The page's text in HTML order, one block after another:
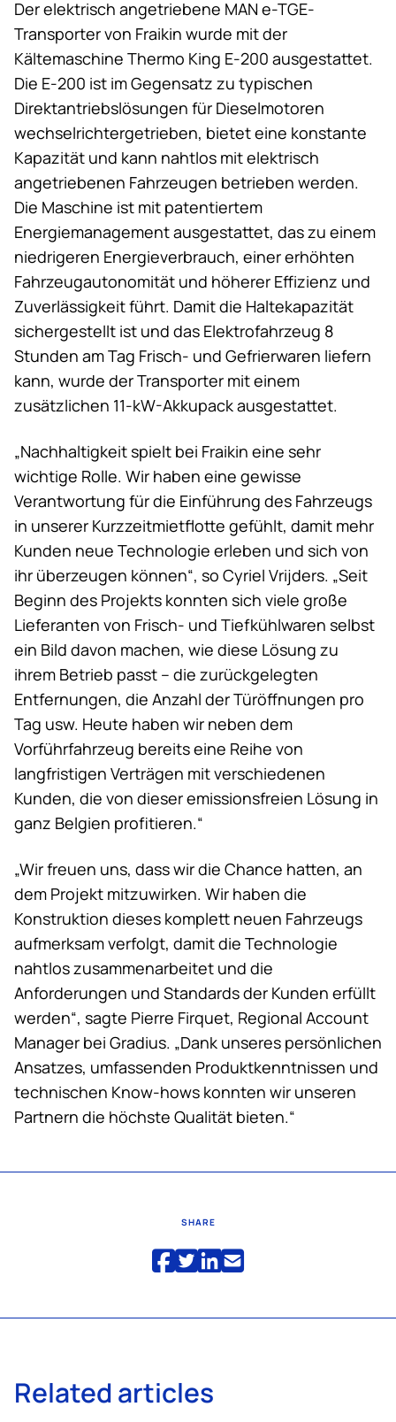
Der elektrisch angetriebene MAN e-TGE-
Transporter von Fraikin wurde mit der
Kältemaschine Thermo King E-200 ausgestattet.
Die E-200 ist im Gegensatz zu typischen
Direktantriebslösungen für Dieselmotoren
wechselrichtergetrieben, bietet eine konstante
Kapazität und kann nahtlos mit elektrisch
angetriebenen Fahrzeugen betrieben werden.
Die Maschine ist mit patentiertem
Energiemanagement ausgestattet, das zu einem
niedrigeren Energieverbrauch, einer erhöhten
Fahrzeugautonomität und höherer Effizienz und
Zuverlässigkeit führt. Damit die Haltekapazität
sichergestellt ist und das Elektrofahrzeug 8
Stunden am Tag Frisch- und Gefrierwaren liefern
kann, wurde der Transporter mit einem
zusätzlichen 11-kW-Akkupack ausgestattet.
„Nachhaltigkeit spielt bei Fraikin eine sehr
wichtige Rolle. Wir haben eine gewisse
Verantwortung für die Einführung des Fahrzeugs
in unserer Kurzzeitmietflotte gefühlt, damit mehr
Kunden neue Technologie erleben und sich von
ihr überzeugen können“, so Cyriel Vrijders. „Seit
Beginn des Projekts konnten sich viele große
Lieferanten von Frisch- und Tiefkühlwaren selbst
ein Bild davon machen, wie diese Lösung zu
ihrem Betrieb passt – die zurückgelegten
Entfernungen, die Anzahl der Türöffnungen pro
Tag usw. Heute haben wir neben dem
Vorführfahrzeug bereits eine Reihe von
langfristigen Verträgen mit verschiedenen
Kunden, die von dieser emissionsfreien Lösung in
ganz Belgien profitieren.“
„Wir freuen uns, dass wir die Chance hatten, an
dem Projekt mitzuwirken. Wir haben die
Konstruktion dieses komplett neuen Fahrzeugs
aufmerksam verfolgt, damit die Technologie
nahtlos zusammenarbeitet und die
Anforderungen und Standards der Kunden erfüllt
werden“, sagte Pierre Firquet, Regional Account
Manager bei Gradius. „Dank unseres persönlichen
Ansatzes, umfassenden Produktkenntnissen und
technischen Know-hows konnten wir unseren
Partnern die höchste Qualität bieten.“
SHARE
Related articles